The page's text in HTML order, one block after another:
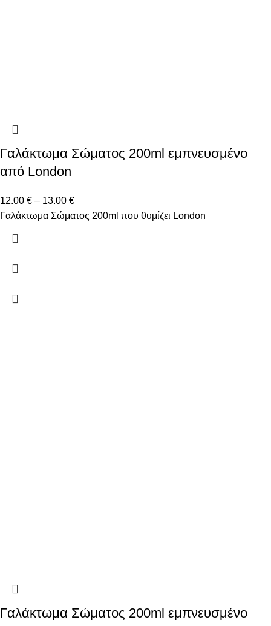
Γαλάκτωμα Σώματος 200ml εμπνευσμένο
από London
12.00 € – 13.00 €
Γαλάκτωμα Σώματος 200ml που θυμίζει London
Γαλάκτωμα Σώματος 200ml εμπνευσμένο